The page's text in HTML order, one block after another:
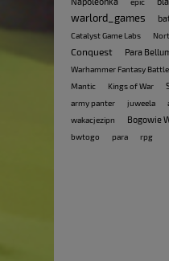
warlord_games
Catalyst Game Labs
Conquest Para
Warhammer Fantasy
Mantic
Kings of War
army panter juweela
wakacjezipn Bogowie
bwtogo
para rpg